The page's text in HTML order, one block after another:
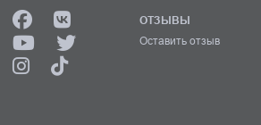
ОТЗЫВЫ
Оставить отзыв